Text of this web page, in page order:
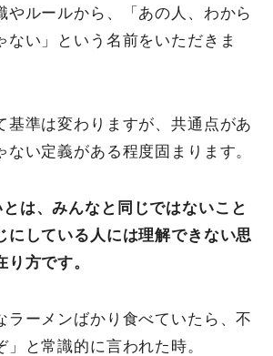
やルールから、「あの人、わから
ない」という名前をいただきま
基準は変わりますが、共通点があ
ない定義がある程度固まります。
は、みんなと同じではないこと
にしている人には理解できない思
方です。
ラーメンばかり食べていたら、不
と常識的に言われた時。